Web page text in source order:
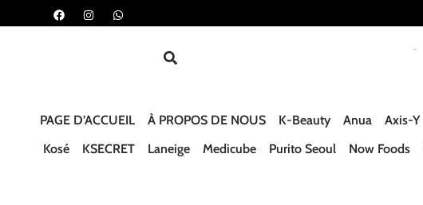
PAGE D’ACCUEIL À PROPOS DE NOUS K-Beauty Anua Axis-Y
Kosé
KSECRET Laneige Medicube Purito Seoul Now Foods